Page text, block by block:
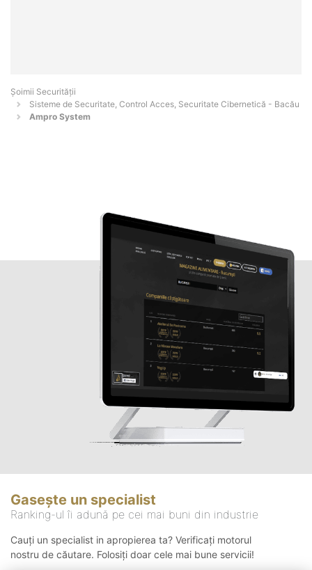
Șoimii Securității
Sisteme de Securitate, Control Acces, Securitate Cibernetică - Bacău
Ampro System
Gasește un specialist
Ranking-ul îi adună pe cei mai buni din industrie
Cauți un specialist in apropierea ta? Verificați motorul
nostru de căutare. Folosiți doar cele mai bune servicii!